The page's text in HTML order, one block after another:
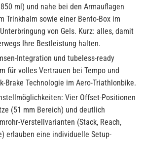
ml) und nahe bei den Armauflagen
Trinkhalm sowie einer Bento-Box im
von Gels. Kurz: alles, damit
Ihre Bestleistung halten.
Integration und tubeless-ready
für volles Vertrauen bei Tempo und
Brake Technologie im Aero-Triathlonbike.
Vier Offset-Positionen
(51 mm Bereich) und deutlich
Verstellvarianten (Stack, Reach,
erlauben eine individuelle Setup-